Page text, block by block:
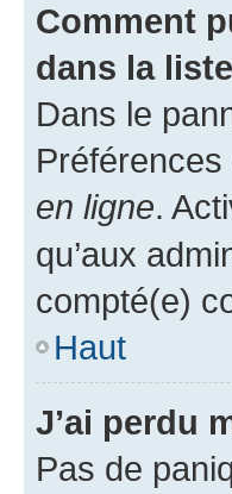
Comment
dans la
Dans le
en ligne.
qu’aux
compté(e)
Haut
J’ai perdu
Pas de